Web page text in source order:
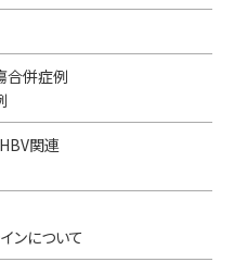
合併症例
関連
ンについて